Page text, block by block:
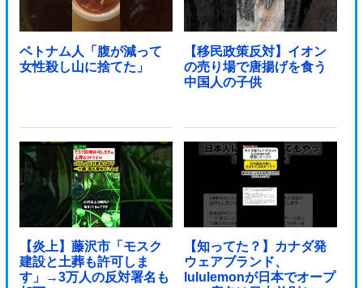
ベトナム人「腹が減って
女性殺し山に捨てた」
【移民政策反対】イオン
の売り場で唐揚げを食う
中国人の子供
【炎上】藤沢市「モスク
建設と土葬も許可しま
す」→3万人の反対署名も
【知ってた？】カナダ発
ウェアブランド、
lululemonが日本でオープ